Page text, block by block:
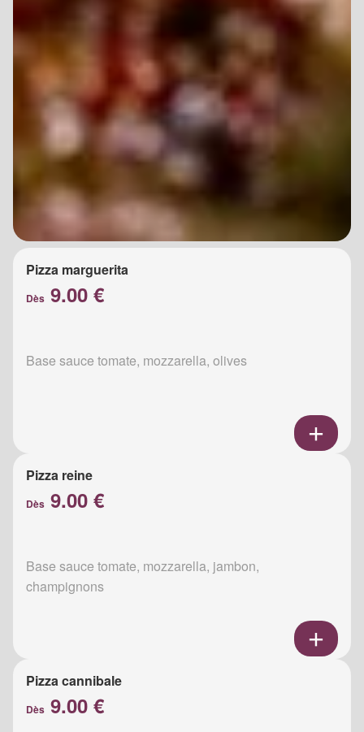
Pizza marguerita
Dès 9.00 €
Base sauce tomate, mozzarella, olives
Pizza reine
Dès 9.00 €
Base sauce tomate, mozzarella, jambon,
champignons
Pizza cannibale
Dès 9.00 €